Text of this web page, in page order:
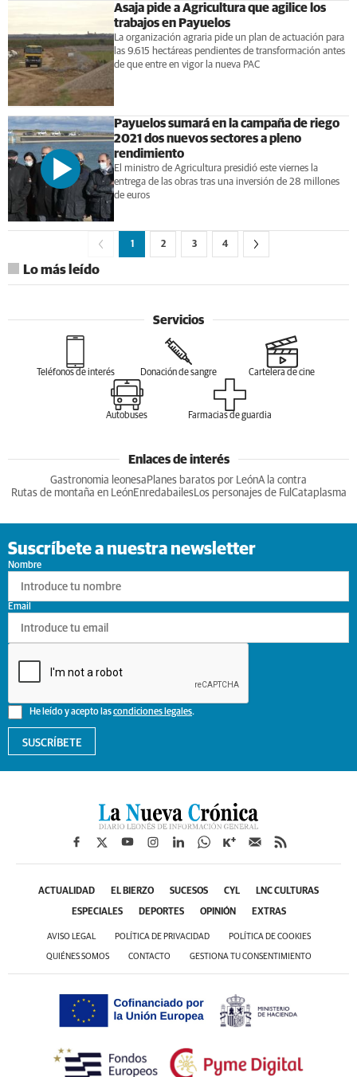
Asaja pide a Agricultura que agilice los
trabajos en Payuelos
La organización agraria pide un plan de actuación para
las 9.615 hectáreas pendientes de transformación antes
de que entre en vigor la nueva PAC
Payuelos sumará en la campaña de riego
2021 dos nuevos sectores a pleno
rendimiento
El ministro de Agricultura presidió este viernes la
entrega de las obras tras una inversión de 28 millones
de euros
1 2 3 4
Lo más leído
Servicios
Teléfonos de interés Donación de sangre Cartelera de cine
Autobuses Farmacias de guardia
Enlaces de interés
Gastronomia leonesa Planes baratos por LeónA la contra
Rutas de montaña en LeónEnredabailesLos personajes de Ful Cataplasma
Suscríbete a nuestra newsletter
Nombre
He leído y acepto lascondiciones legales.
Email
SUSCRÍBETE
ACTUALIDAD EL BIERZO SUCESOS CYL LNC CULTURAS
ESPECIALES DEPORTES OPINIÓN EXTRAS
AVISO LEGAL POLÍTICA DE PRIVACIDAD POLÍTICA DE COOKIES
QUIÉNES SOMOS CONTACTO GESTIONA TU CONSENTIMIENTO